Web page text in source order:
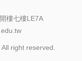
樓七樓LE7A
right reserved.